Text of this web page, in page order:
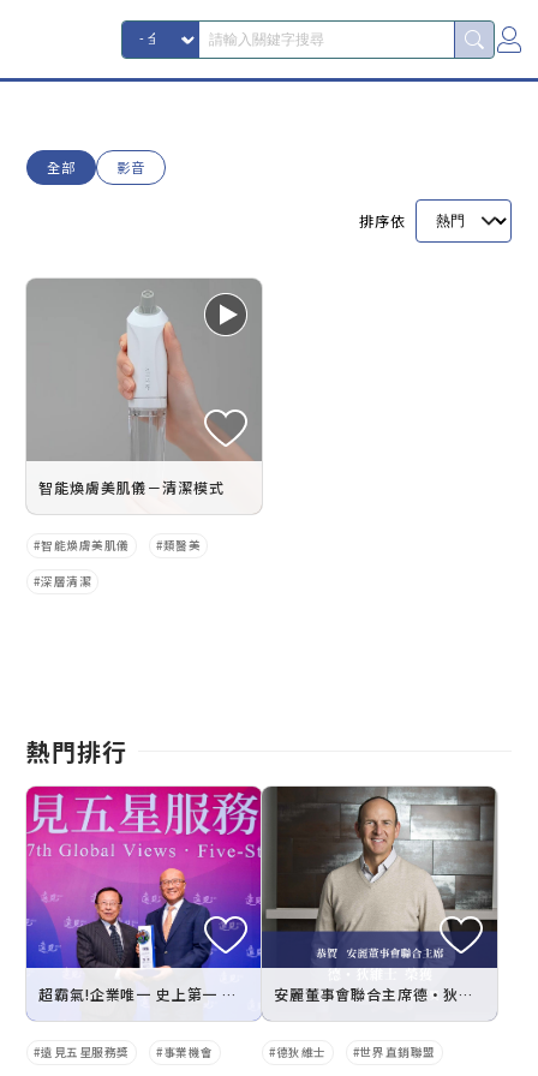
全部 影音
排序依
智能煥膚美肌儀－清潔模式
智能煥膚美肌儀 類醫美
深層清潔
熱門排行
超霸氣!企業唯一 史上第一 遠見五星服務獎安麗奪冠九連霸
遠見五星服務獎 事業機會
安麗董事會聯合主席德•狄維士榮獲世界直銷聯盟終身成就獎
德狄維士 世界直銷聯盟